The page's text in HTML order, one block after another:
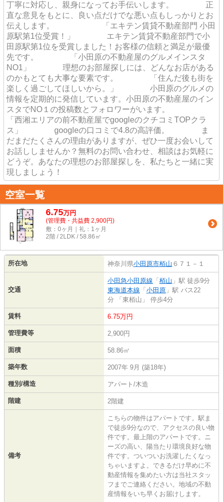
丁寧に対応し、親身になってお手伝いします。 正
直な意見をもとに、良い点だけでな悪い点もしっかりとお
伝えします。 「エキテン賃貸不動産部門 小田
原駅第1位受賞！」 エキテン賃貸不動産部門で小
田原駅第1位を受賞しました！お客様の信頼と満足が最優
先です。 「小田原の不動産屋のグルメインスタ
NO1」 理想のお部屋探しには、どんなお店がある
のかもとても大事な要素です。 「住んだ後も街を
楽しく過ごしてほしいから。」 小田原のグルメの
情報を定期的に発信しています。小田原の不動産屋のイン
スタでNO１の投稿数とフォロワーがいます。
「西湘エリアの前不動産屋でgoogleのクチコミTOPクラ
ス」 googleの口コミで4.8の高評価。 ま
だまだたくさんの理由がありますが、ぜひ一度お会いして
お話ししませんか？無料のお問い合わせ、相談はお気軽に
どうぞ。あなたの理想のお部屋探しを、私たちと一緒に実
現しましょう！
空室一覧
6.75万円
(管理費・共益費 2,900円)
敷：0ヶ月｜礼：1ヶ月
2階 / 2LDK / 58.86㎡
所在地 神奈川県小田原市栢山 ６７１－１
交通
小田急小田原線 「 栢山 」駅 徒歩9分
東海道本線 「 小田原 」駅 バス22
分 「東栢山」 停歩4分
賃料 6.75万円
管理費等 2,900円
面積 58.86㎡
築年数 2007年 9月 (築18年)
種別/構造 アパート/木造
階建 2階建
備考
こちらの物件はアパートです。駅ま
で徒歩9分なので、アクセスの良い物
件です。最上階のアパートです。ニ
ーズの高い、陽当たり環境良好な物
件です。ついついお洗濯したくなっ
ちゃいますよ。できるだけ早めに不
動産情報を集めたい方は当社スタッ
フまでご連絡ください。地域の不動
産情報をいち早くお届けします。